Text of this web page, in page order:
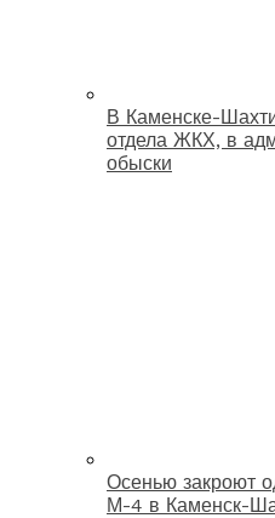
В Каменске-
отдела ЖКХ, в
обыски
Осенью закроют
М-4 в Каменск-